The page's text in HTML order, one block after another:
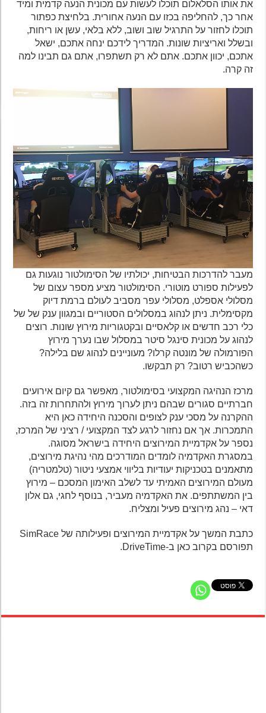
את אותו הסלאלום תוכלו לעשות עם מכונית הנעה קדמית ומיד
אחר כך, להחליפה בכזו עם הנעה אחורית. בלחיצת כפתור
תוכלו לחזור על התרגיל שוב ושוב, ללא בלאי, עשן או ריחות,
ובשלל ואריציות שונות. המדריך לידכם ינחה אתכם, ישאל
אתכם, יכוון אתכם. אתם לא רק תשתפרו, אתם גם תבינו למה
זה קרה.
מעבר להדרכות הבטיחות, יכולתיו של הסימולטור נוגעות גם
לפעילות ספורט מוטורי. הסימולטור מציע מספר עצום של
מסלולי אספלט, מסלולי עפר מסביב לעולם ברמת דיוק
מקסימלית. ניתן לנהוג במסלולים הסטוריים ובמגוון ענק של של
כלי רכב חדשים או קלאסיים ובקטגוריות מירוץ שונות. רוצים
לנהוג על מכונית סינגל סיטר במסלול שבו נערך מירוץ
הפורמולה של מונטה קרלו? מעוניינים לנהוג שם בלילה?
כשהכביש רטוב? רק תבקשו.
מרכז הנהיגה המקצועי בסימולטור, מאפשר גם קיום אירועים
חברתיים סגורים שבהם ניתן לערוך מירוץ ולהתחרות זה בזה.
ההקרנה על מסכי ענק לצופים והסכנה היחידה כאן היא
התמכרות. אך אם נחזור לרגע לצד המקצועי / רציני של המרכז,
נספר על אקדמיית המירוצים היחידה בישראל מסוגה.
במסגרת האקדמיה לומדים המודרכים מהי נהיגת מירוצים,
מתאמנים בטכניקות יעודיות בליווי אמצעי ניטור (טלמטריה)
מעולם המירוצים האמיתי עד לשלב האימון המסכם – מירוץ
בין המשתתפים. את האקדמיה מעביר, בנוסף לחגי, גם אלון
דאי – נהג מירוצים פעיל ומצליח.
כתבת המשך על אקדמיית המירוצים ופעילותה של SimRace
תפורסם בקרוב כאן ב-DriveTime.